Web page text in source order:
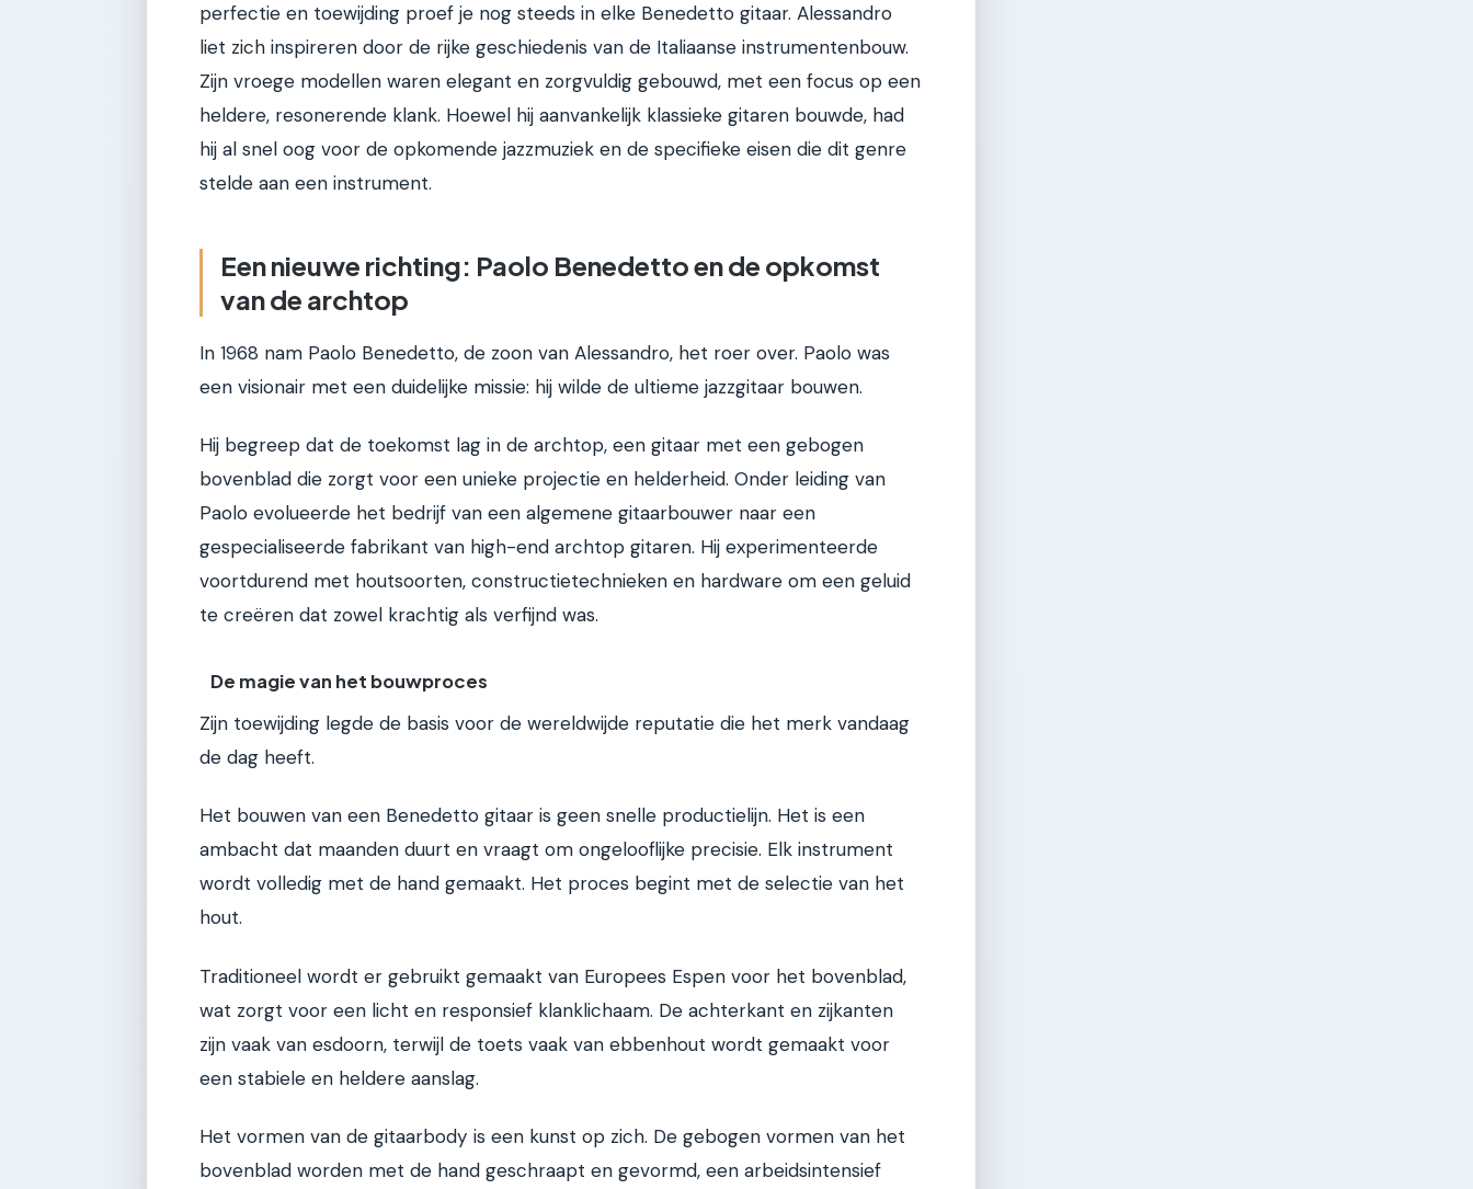
perfectie en toewijding proef je nog steeds in elke Benedetto gitaar. Alessandro
liet zich inspireren door de rijke geschiedenis van de Italiaanse instrumentenbouw.
Zijn vroege modellen waren elegant en zorgvuldig gebouwd, met een focus op een
heldere, resonerende klank. Hoewel hij aanvankelijk klassieke gitaren bouwde, had
hij al snel oog voor de opkomende jazzmuziek en de specifieke eisen die dit genre
stelde aan een instrument.
Een nieuwe richting: Paolo Benedetto en de opkomst
van de archtop
In 1968 nam Paolo Benedetto, de zoon van Alessandro, het roer over. Paolo was
een visionair met een duidelijke missie: hij wilde de ultieme jazzgitaar bouwen.
Hij begreep dat de toekomst lag in de archtop, een gitaar met een gebogen
bovenblad die zorgt voor een unieke projectie en helderheid. Onder leiding van
Paolo evolueerde het bedrijf van een algemene gitaarbouwer naar een
gespecialiseerde fabrikant van high-end archtop gitaren. Hij experimenteerde
voortdurend met houtsoorten, constructietechnieken en hardware om een geluid
te creëren dat zowel krachtig als verfijnd was.
De magie van het bouwproces
Zijn toewijding legde de basis voor de wereldwijde reputatie die het merk vandaag
de dag heeft.
Het bouwen van een Benedetto gitaar is geen snelle productielijn. Het is een
ambacht dat maanden duurt en vraagt om ongelooflijke precisie. Elk instrument
wordt volledig met de hand gemaakt. Het proces begint met de selectie van het
hout.
Traditioneel wordt er gebruikt gemaakt van Europees Espen voor het bovenblad,
wat zorgt voor een licht en responsief klanklichaam. De achterkant en zijkanten
zijn vaak van esdoorn, terwijl de toets vaak van ebbenhout wordt gemaakt voor
een stabiele en heldere aanslag.
Het vormen van de gitaarbody is een kunst op zich. De gebogen vormen van het
bovenblad worden met de hand geschraapt en gevormd, een arbeidsintensief